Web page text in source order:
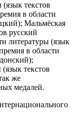
текстов
в области
Мальмёская
русский
литературы (язык
в области
текстов
же
медалей.
национального